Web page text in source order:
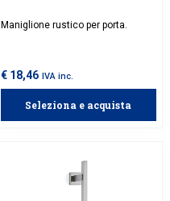
Maniglione rustico per porta.
€ 18,46 IVA inc.
Seleziona e acquista